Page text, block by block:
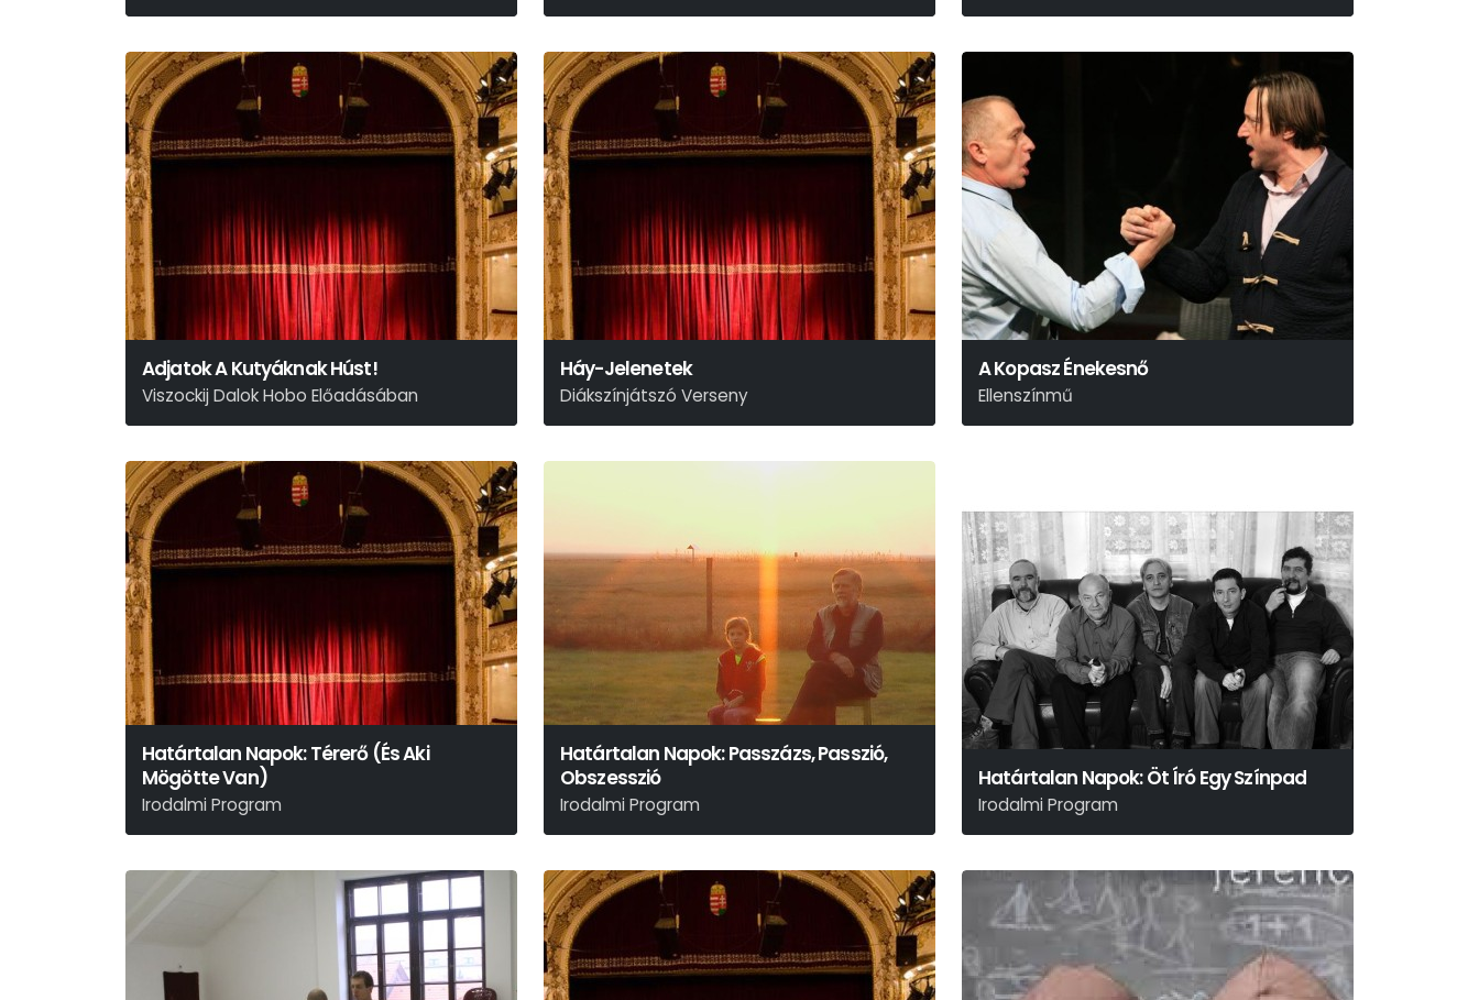
Adjatok A Kutyáknak Húst!
Viszockij Dalok Hobo Előadásában
Háy-Jelenetek
Diákszínjátszó Verseny
Diákszínjátszó Verseny
A Kopasz Énekesnő
Ellenszínmű
Eugène Ionesco
Határtalan Napok: Térerő (És Aki
Mögötte Van)
Irodalmi Program
Határtalan Napok: Passzázs, Passzió,
Obszesszió
Irodalmi Program
Határtalan Napok: Öt Író Egy Színpad
Irodalmi Program